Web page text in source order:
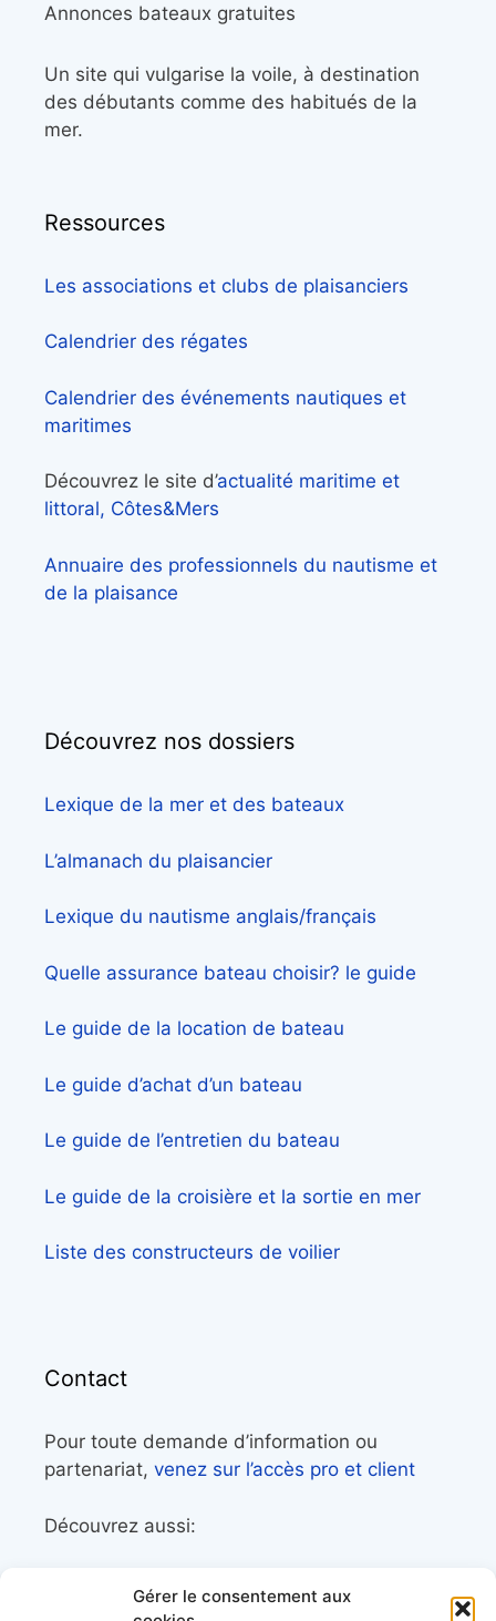
Gérer le consentement aux
Annonces bateaux gratuites
Un site qui vulgarise la voile, à destination
des débutants comme des habitués de la
mer.
Ressources
Les associations et clubs de plaisanciers
Calendrier des régates
Calendrier des événements nautiques et
maritimes
Découvrez le site d’actualité maritime et
littoral, Côtes&Mers
Annuaire des professionnels du nautisme et
de la plaisance
Découvrez nos dossiers
Lexique de la mer et des bateaux
L’almanach du plaisancier
Lexique du nautisme anglais/français
Quelle assurance bateau choisir? le guide
Le guide de la location de bateau
Le guide d’achat d’un bateau
Le guide de l’entretien du bateau
Le guide de la croisière et la sortie en mer
Liste des constructeurs de voilier
Contact
Pour toute demande d’information ou
partenariat, venez sur l’accès pro et client
Découvrez aussi:
librairie maritime